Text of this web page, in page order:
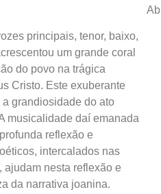
principais, tenor, baixo,
um grande coral
do povo na trágica
Cristo. Este exuberante
grandiosidade do ato
musicalidade daí emanada
reflexão e
intercalados nas
nesta reflexão e
da narrativa joanina.